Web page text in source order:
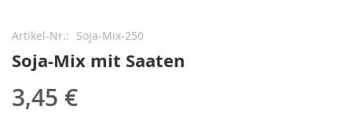
Artikel-Nr. Soja-Mix-250
Soja-Mix mit Saaten
3,45 €
Anfang
Bildergalerie